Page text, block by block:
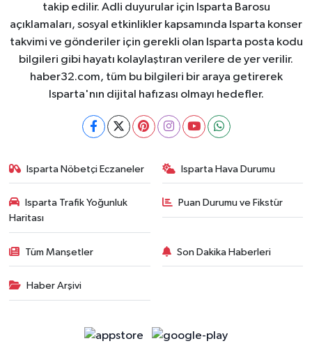
takip edilir. Adli duyurular için Isparta Barosu
açıklamaları, sosyal etkinlikler kapsamında Isparta konser
takvimi ve gönderiler için gerekli olan Isparta posta kodu
bilgileri gibi hayatı kolaylaştıran verilere de yer verilir.
haber32.com, tüm bu bilgileri bir araya getirerek
Isparta'nın dijital hafızası olmayı hedefler.
Isparta Nöbetçi Eczaneler Isparta Hava Durumu
Isparta Trafik Yoğunluk
Haritası
Puan Durumu ve Fikstür
Tüm Manşetler Son Dakika Haberleri
Haber Arşivi